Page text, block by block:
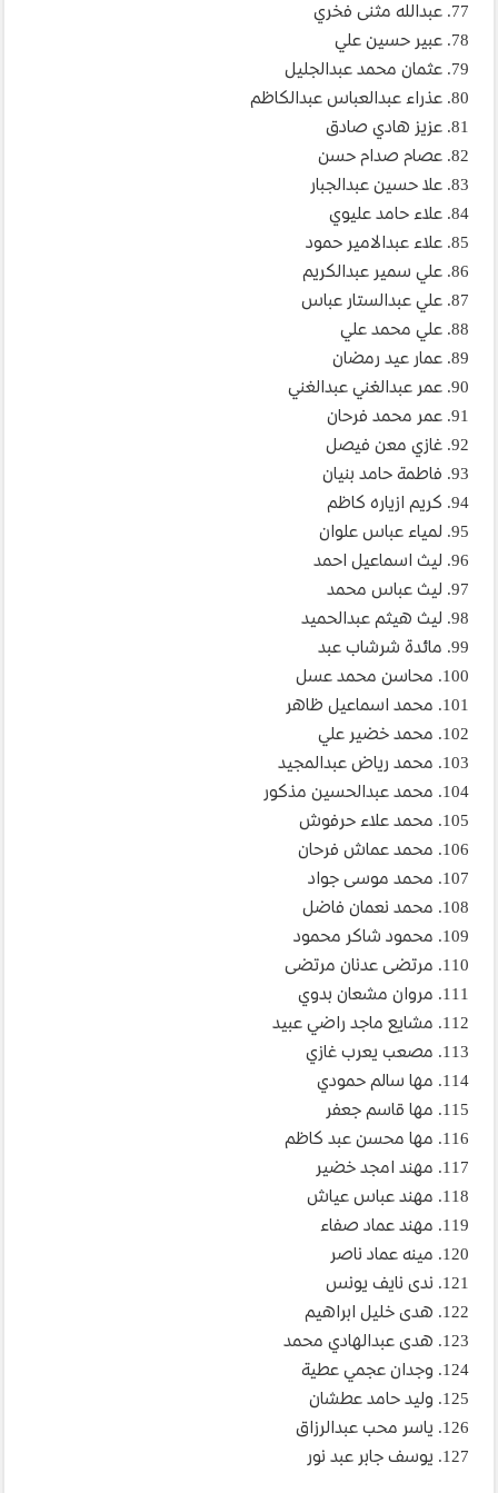
77. عبدالله مثنى فخري
78. عبير حسين علي
79. عثمان محمد عبدالجليل
80. عذراء عبدالعباس عبدالكاظم
81. عزيز هادي صادق
82. عصام صدام حسن
83. علا حسين عبدالجبار
84. علاء حامد عليوي
85. علاء عبدالامير حمود
86. علي سمير عبدالكريم
87. علي عبدالستار عباس
88. علي محمد علي
89. عمار عيد رمضان
90. عمر عبدالغني عبدالغني
91. عمر محمد فرحان
92. غازي معن فيصل
93. فاطمة حامد بنيان
94. كريم ازياره كاظم
95. لمياء عباس علوان
96. ليث اسماعيل احمد
97. ليث عباس محمد
98. ليث هيثم عبدالحميد
99. مائدة شرشاب عبد
100. محاسن محمد عسل
101. محمد اسماعيل ظاهر
102. محمد خضير علي
103. محمد رياض عبدالمجيد
104. محمد عبدالحسين مذكور
105. محمد علاء حرفوش
106. محمد عماش فرحان
107. محمد موسى جواد
108. محمد نعمان فاضل
109. محمود شاكر محمود
110. مرتضى عدنان مرتضى
111. مروان مشعان بدوي
112. مشايع ماجد راضي عبيد
113. مصعب يعرب غازي
114. مها سالم حمودي
115. مها قاسم جعفر
116. مها محسن عبد كاظم
117. مهند امجد خضير
118. مهند عباس عياش
119. مهند عماد صفاء
120. مينه عماد ناصر
121. ندى نايف يونس
122. هدى خليل ابراهيم
123. هدى عبدالهادي محمد
124. وجدان عجمي عطية
125. وليد حامد عطشان
126. ياسر محب عبدالرزاق
127. يوسف جابر عبد نور